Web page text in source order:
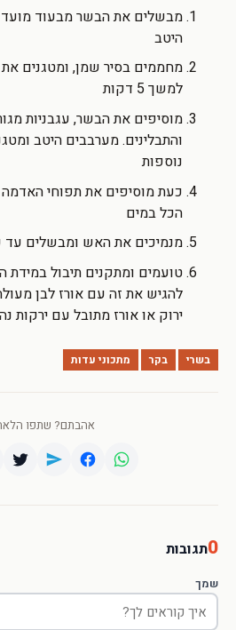
מבשלים את הבשר מבעוד
היטב
מחממים בסיר שמן, ומטגנים
למשך 5 דקות
מוסיפים את הבשר, עגבניות
נוספות
כעת מוסיפים את תפוחי
הכל במים
מנמיכים את האש ומבשלים עד
טועמים ומתקנים תיבול במידת
להגיש את זה עם אורז לבן
ירוק או אורז מתובל עם ירקות
בשרי בקר מתכוני עדות
אהבתם? שתפו
0תגובות
שמך